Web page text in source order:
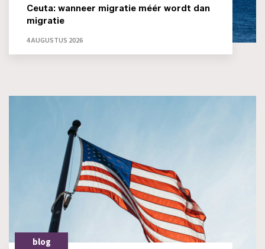
Ceuta: wanneer migratie méér wordt dan
migratie
4 AUGUSTUS 2026
blog